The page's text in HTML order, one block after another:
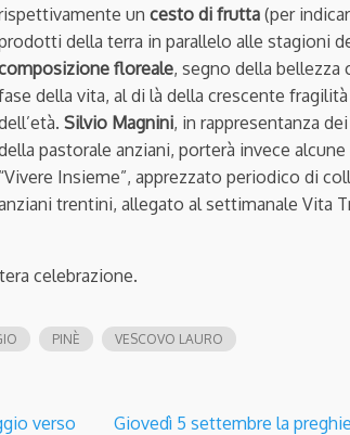
un cesto di frutta (per
della terra in parallelo alle stagioni
floreale, segno della bellezza
della vita, al di là della crescente fragilità
Silvio Magnini, in rappresentanza
pastorale anziani, porterà invece
“Vivere Insieme”, apprezzato periodico di
trentini, allegato al settimanale Vita
celebrazione.
PINÈ VESCOVO LAURO
verso
Giovedì 5 settembre la